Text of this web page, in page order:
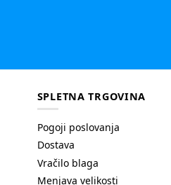
SPLETNA TRGOVINA
Pogoji poslovanja
Dostava
Vračilo blaga
Menjava velikosti